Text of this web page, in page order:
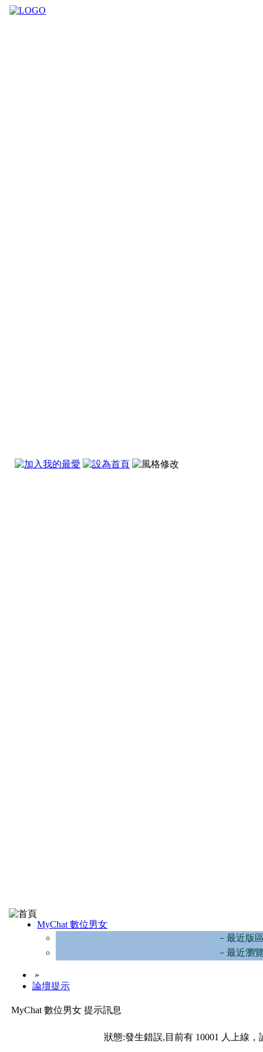
MyChat 數位男女
－最近版
－最近瀏
»
論壇提示
MyChat 數位男女 提示訊息
狀態:發生錯誤,目前有 10001 人上線